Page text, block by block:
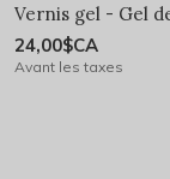
Vernis gel - Gel
24,00$CA
Avant les taxes